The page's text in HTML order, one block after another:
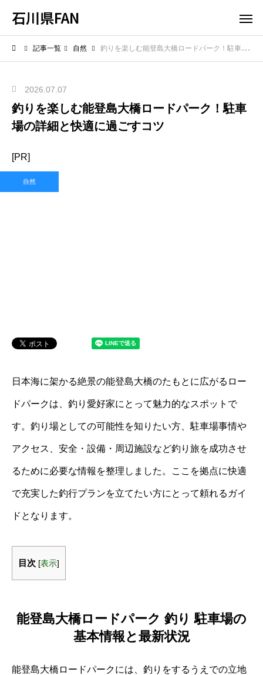
石川県FAN
記事一覧 自然 釣りを楽しむ能登島大橋ロードパーク！駐車場の詳細と快適に過ごすコツ
2026.07.07
釣りを楽しむ能登島大橋ロードパーク！駐車
場の詳細と快適に過ごすコツ
[PR]
自然
日本海に架かる絶景の能登島大橋のたもとに広がるロー
ドパークは、釣り愛好家にとって魅力的なスポットで
す。釣り場としての可能性を知りたい方、駐車場事情や
アクセス、安全・設備・周辺施設など釣り旅を成功させ
るために必要な情報を整理しました。ここを拠点に快適
で充実した釣行プランを立てたい方にとって頼れるガイ
ドとなります。
目次 [表示]
能登島大橋ロードパーク 釣り 駐車場の
基本情報と最新状況
能登島大橋ロードパークには、釣りをするうえでの立地